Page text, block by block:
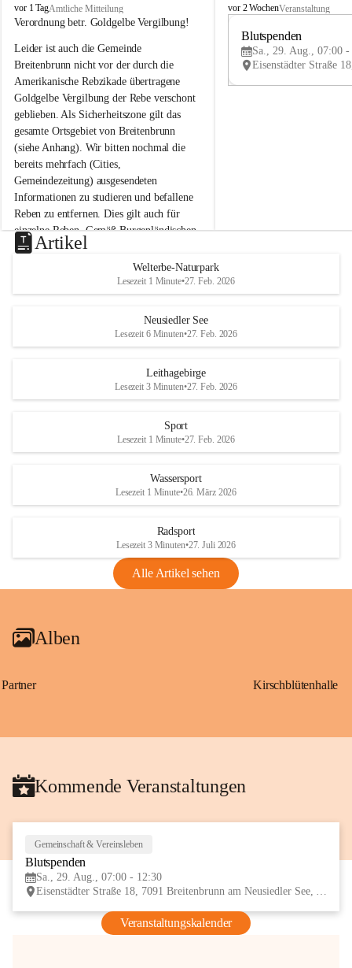
B
r
i
t
e
n
b
r
u
n
n
a
m
N
e
u
s
d
S
vor 1 TagAmtliche Mitteilung
Verordnung betr. Goldgelbe Vergilbung!
Leider ist auch die Gemeinde
Breitenbrunn nicht vor der durch die
Amerikanische Rebzikade übertragene
Goldgelbe Vergilbung der Rebe verschont
geblieben. Als Sicherheitszone gilt das
gesamte Ortsgebiet von Breitenbrunn
(siehe Anhang). Wir bitten nochmal die
bereits mehrfach (Cities,
Gemeindezeitung) ausgesendeten
Informationen zu studieren und befallene
Reben zu entfernen. Dies gilt auch für
einzelne Reben. Gemäß Burgenländischen
Weinbaugesetz sind nicht gepflegte oder
unzulässige Weingärten zu roden! Bitte
helfen wir zusammen um unsere Winzer
vor den prognostizierten Ernteausfällen
und den daraus folgenden wirtschaftlichen
Maßnahmen zur Bekämpfung
Rebe und der Amerikanischen
Anhang VBl. EU Nr. 18
1 Seite•1,4 MB
VBl. EU Nr. 18_2026
B
e
u
e
d
r
S
vor 2 WochenVeranstaltung
Blutspenden
Sa., 29. Aug., 07:00 -
Artikel
Welterbe-Naturpark
Lesezeit 1 Minute•27. Feb. 2026
Neusiedler See
Lesezeit 6 Minuten•27. Feb. 2026
Leithagebirge
Lesezeit 3 Minuten•27. Feb. 2026
Sport
Lesezeit 1 Minute•27. Feb. 2026
Wassersport
Lesezeit 1 Minute•26. März 2026
Radsport
Lesezeit 3 Minuten•27. Juli 2026
Alle Artikel sehen
Alben
Partner Kirschblütenhalle
Kommende Veranstaltungen
Gemeinschaft & Vereinsleben
Blutspenden
Sa., 29. Aug., 07:00 - 12:30
Eisenstädter Straße 18, 7091 Breitenbrunn am Neusiedler See, AUT
Veranstaltungskalender